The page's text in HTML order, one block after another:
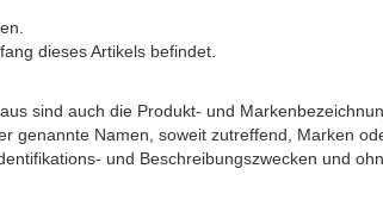
dieses Artikels befindet.
sind auch die Produkt- und
Namen, soweit zutreffend, Marken
und Beschreibungszwecken und